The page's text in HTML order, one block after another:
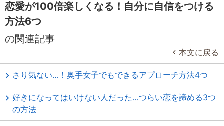
恋愛が100倍楽しくなる！自分に自信をつける
方法6つ
の関連記事
本文に戻る
さり気ない…！奥手女子でもできるアプローチ方法4つ
好きになってはいけない人だった…つらい恋を諦める3つ
の方法